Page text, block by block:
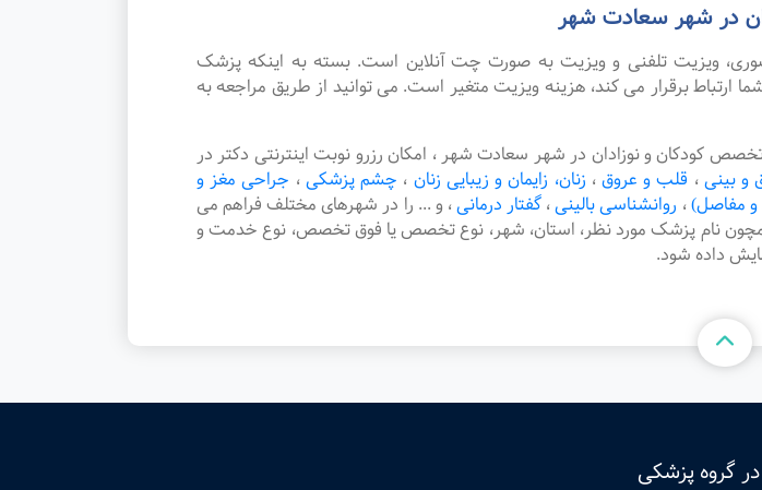
در شهر سعادت شهر
ویزیت تلفنی و ویزیت به صورت چت آنلاین است. بسته به اینکه پزشک
برقرار می کند، هزینه ویزیت متغیر است. می توانید از طریق مراجعه به
کودکان و نوزادان در شهر سعادت شهر ، امکان رزرو نوبت اینترنتی دکتر در
و بینی ، قلب و عروق ، زنان، زایمان و زیبایی زنان ، چشم پزشکی ، جراحی مغز و
و مفاصل)، روانشناسی بالینی، گفتار درمانی، و ... را در شهرهای مختلف فراهم می
نام پزشک مورد نظر، استان، شهر، نوع تخصص یا فوق تخصص، نوع خدمت و
داده شود.
گروه پزشکی